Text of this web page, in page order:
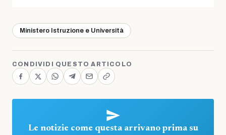
Ministero Istruzione e Università
CONDIVIDI QUESTO ARTICOLO
Le notizie come questa arrivano prima su